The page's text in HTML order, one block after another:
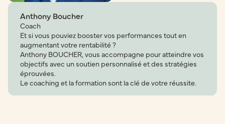
Anthony Boucher
Coach
Et si vous pouviez booster vos performances tout en
augmentant votre rentabilité ?
Anthony BOUCHER, vous accompagne pour atteindre vos
objectifs avec un soutien personnalisé et des stratégies
éprouvées.
Le coaching et la formation sont la clé de votre réussite.